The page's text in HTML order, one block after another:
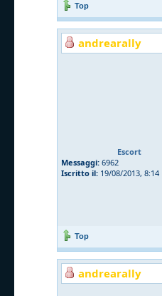
Top
andrearally
Escort
Messaggi: 6962
Iscritto il: 19/08/2013, 8:14
Top
andrearally